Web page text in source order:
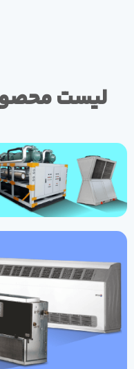
لیست